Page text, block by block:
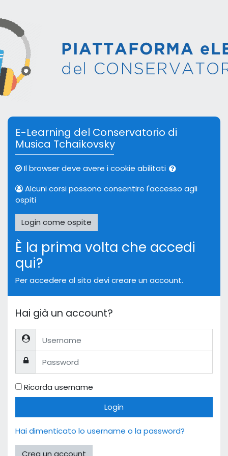
Vai a creazione account
E-Learning del Conservatorio di
Musica Tchaikovsky
Il browser deve avere i cookie abilitati
Alcuni corsi possono consentire l'accesso agli
ospiti
Login come ospite
È la prima volta che accedi
qui?
Per accedere al sito devi creare un account.
Hai già un account?
Username
Password
Ricorda username
Login
Hai dimenticato lo username o la password?
Crea un account